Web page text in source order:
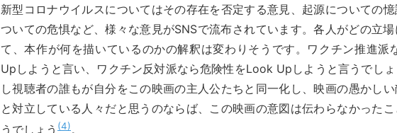
新型コロナウイルスについてはその存在を否定する意見、起源についての
ついての危惧など、様々な意見がSNSで流布されています。各人がどの立
て、本作が何を描いているのかの解釈は変わりそうです。ワクチン推進派
Upしようと言い、ワクチン反対派なら危険性をLook Upしようと言うでし
し視聴者の誰もが自分をこの映画の主人公たちと同一化し、映画の愚かし
と対立している人々だと思うのならば、この映画の意図は伝わらなかったこ
うでしょう 4 。